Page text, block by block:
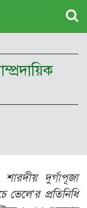
দুর্গাপূজা
প্রতিনিধি